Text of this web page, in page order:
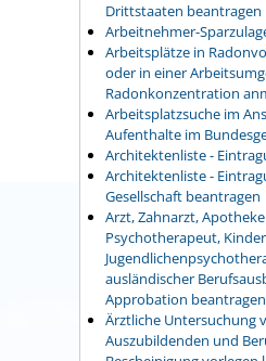
Drittstaaten beantragen
Arbeitnehmer-
Arbeitsplätze in
oder in einer
Radonkonzentration
Arbeitsplatzsuche im
Aufenthalte im
Architektenliste -
Architektenliste -
Gesellschaft beantragen
Arzt, Zahnarzt,
Psychotherapeut,
ausländischer
Approbation beantragen
Ärztliche Untersuchung
Auszubildenden und